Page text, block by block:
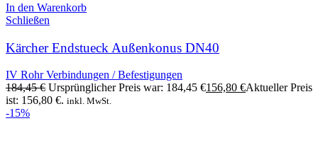
In den Warenkorb
Schließen
Kärcher Endstueck Außenkonus DN40
IV Rohr Verbindungen / Befestigungen
184,45€ Ursprünglicher Preis war: 184,45 €156,80 €Aktueller Preis
ist: 156,80 €. inkl. MwSt.
-15%